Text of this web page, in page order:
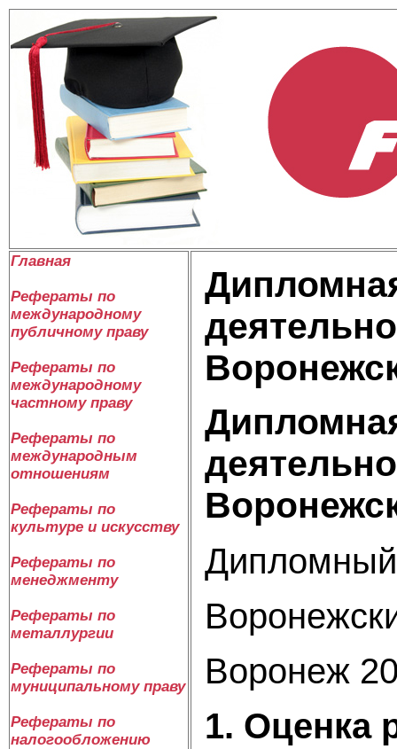
Главная
Рефераты по
международному
публичному праву
Рефераты по
международному
частному праву
Рефераты по
международным
отношениям
Рефераты по
культуре и искусству
Рефераты по
менеджменту
Рефераты по
металлургии
Рефераты по
муниципальному праву
Рефераты по
налогообложению
Дипломный
Воронеж
1. Оценка